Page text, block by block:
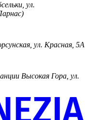
ул.
ул. Красная, 5А
Высокая Гора, ул.